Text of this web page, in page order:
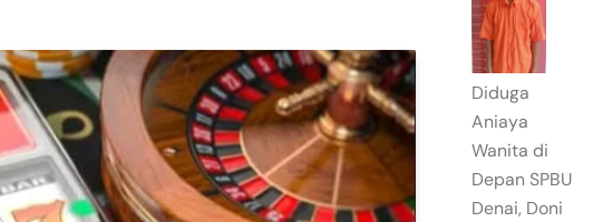
Diduga
Aniaya
Wanita di
Depan SPBU
Denai, Doni